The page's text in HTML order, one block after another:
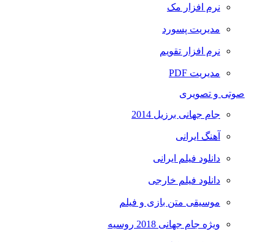
نرم افزار مک
مدیریت پسورد
نرم افزار تقویم
مدیریت PDF
صوتی و تصویری
جام جهانی برزیل 2014
آهنگ ایرانی
دانلود فیلم ایرانی
دانلود فیلم خارجی
موسیقی متن بازی و فیلم
ویژه جام جهانی 2018 روسیه